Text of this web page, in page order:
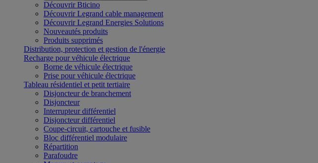
Découvrir Bticino
Découvrir Legrand cable management
Découvrir Legrand Energies Solutions
Nouveautés produits
Produits supprimés
Distribution, protection et gestion de l'énergie
Recharge pour véhicule électrique
Borne de véhicule électrique
Prise pour véhicule électrique
Tableau résidentiel et petit tertiaire
Disjoncteur de branchement
Disjoncteur
Interrupteur différentiel
Disjoncteur différentiel
Coupe-circuit, cartouche et fusible
Bloc différentiel modulaire
Répartition
Parafoudre